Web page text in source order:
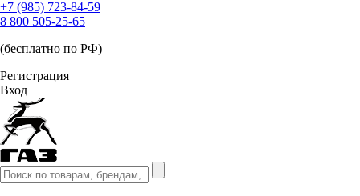
+7 (985) 723-84-59
8 800 505-25-65
(бесплатно по РФ)
Регистрация
Вход